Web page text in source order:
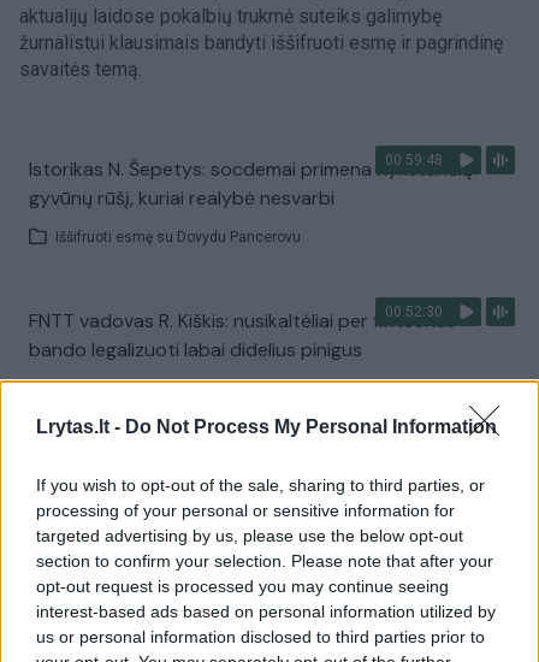
Lrytas.lt - Do Not Process My Personal Information
If you wish to opt-out of the sale, sharing to third parties, or
processing of your personal or sensitive information for
targeted advertising by us, please use the below opt-out
section to confirm your selection. Please note that after your
opt-out request is processed you may continue seeing
interest-based ads based on personal information utilized by
us or personal information disclosed to third parties prior to
aktualijų laidose pokalbių trukmė suteiks galimybę
žurnalistui klausimais bandyti iššifruoti esmę ir pagrindinę
savaitės temą.
00:59:48
Istorikas N. Šepetys: socdemai primena nykstančią
gyvūnų rūšį, kuriai realybė nesvarbi
Iššifruoti esmę su Dovydu Pancerovu
00:52:30
FNTT vadovas R. Kiškis: nusikaltėliai per fintechus
bando legalizuoti labai didelius pinigus
ima atsilikti, nes nejuda į priekį
Iššifruoti esmę su Dovydu Pancerovu
00:44:38
Buvęs VSD pareigūnas T. Gailius: sunku patikėti, kad G.
Nausėda nežinojo apie duomenų vagystę